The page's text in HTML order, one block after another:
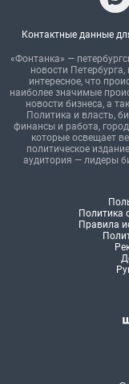
Контактные данные
«Фонтанка» —
новости
интересное, что
наиболее значимые
новости бизнеса, а
Политика и власть,
финансы и работа,
которые освещает
политическое
аудитория — лидеры
Политика
Правила